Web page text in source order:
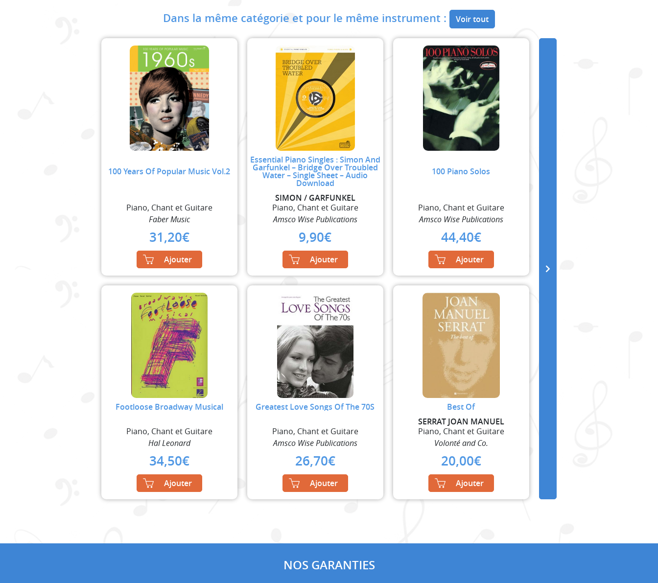
Dans la même catégorie et pour le même instrument : Voir tout
100 Years Of Popular Music Vol.2
Piano, Chant et Guitare
Faber Music
31,20€
Ajouter
Essential Piano Singles : Simon And
Garfunkel – Bridge Over Troubled
Water – Single Sheet – Audio
Download
SIMON / GARFUNKEL
Piano, Chant et Guitare
Amsco Wise Publications
9,90€
Ajouter
100 Piano Solos
Piano, Chant et Guitare
Amsco Wise Publications
44,40€
Ajouter
Footloose Broadway Musical
Piano, Chant et Guitare
Hal Leonard
34,50€
Ajouter
Greatest Love Songs Of The 70S
Piano, Chant et Guitare
Amsco Wise Publications
26,70€
Ajouter
Best Of
SERRAT JOAN MANUEL
Piano, Chant et Guitare
Volonté and Co.
20,00€
Ajouter
NOS GARANTIES